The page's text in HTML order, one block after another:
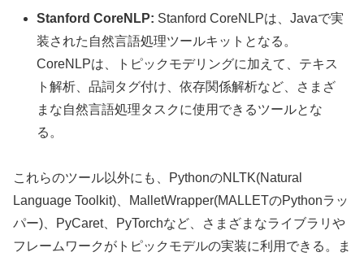
Stanford CoreNLP: Stanford CoreNLPは、Javaで実
装された自然言語処理ツールキットとなる。
CoreNLPは、トピックモデリングに加えて、テキス
ト解析、品詞タグ付け、依存関係解析など、さまざ
まな自然言語処理タスクに使用できるツールとな
る。
これらのツール以外にも、PythonのNLTK(Natural
Language Toolkit)、MalletWrapper(MALLETのPythonラッ
パー)、PyCaret、PyTorchなど、さまざまなライブラリや
フレームワークがトピックモデルの実装に利用できる。ま